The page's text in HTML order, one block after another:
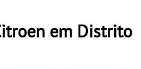
em Distrito